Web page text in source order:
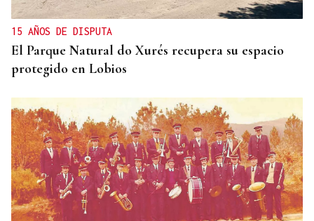
15 AÑOS DE DISPUTA
El Parque Natural do Xurés recupera su espacio
protegido en Lobios